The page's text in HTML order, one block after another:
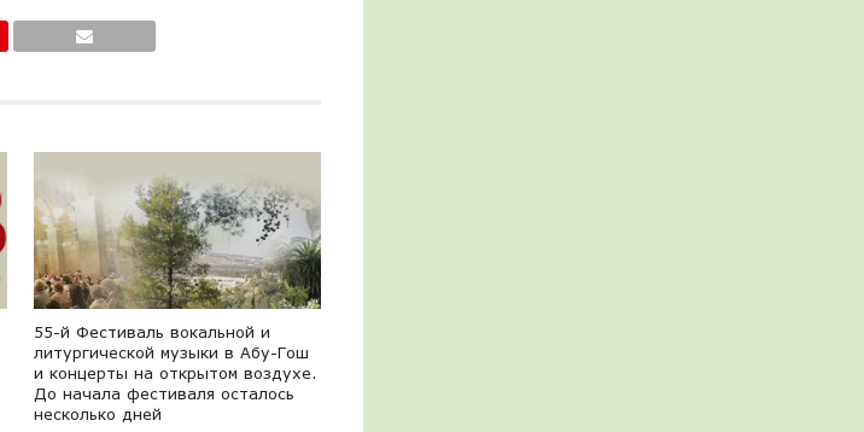
55-й Фестиваль вокальной и
литургической музыки в Абу-Гош
и концерты на открытом воздухе.
До начала фестиваля осталось
несколько дней